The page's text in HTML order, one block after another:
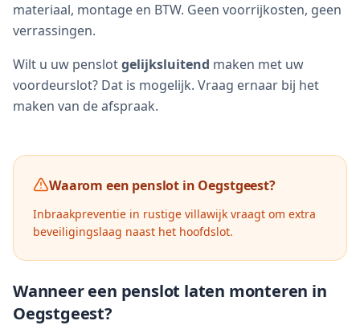
materiaal, montage en BTW. Geen voorrijkosten, geen
verrassingen.
Wilt u uw penslotgelijksluitend maken met uw
voordeurslot? Dat is mogelijk. Vraag ernaar bij het
maken van de afspraak.
Waarom een penslot in Oegstgeest?
Inbraakpreventie in rustige villawijk vraagt om extra
beveiligingslaag naast het hoofdslot.
Wanneer een penslot laten monteren in
Oegstgeest?